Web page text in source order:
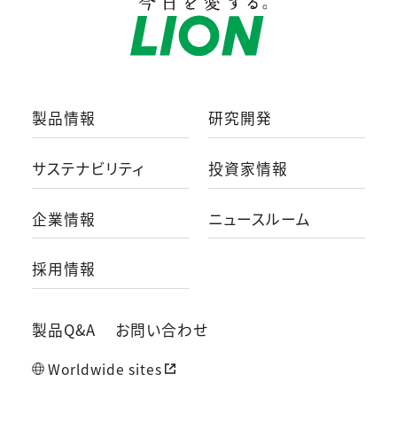
製品情報 研究開発
サステナビリティ 投資家情報
企業情報 ニュースルーム
採用情報
製品Q&A お問い合わせ
Worldwide sites